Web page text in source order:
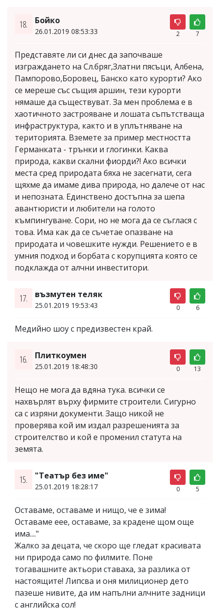
18. Бойко
26.01.2019 08:53:33 2 7
Представяте ли си днес да започваше
изграждането на Сл.бряг,Златни пясъци, Албена,
Пампорово,Боровец, Банско като курорти? Ако
се мереше със същия аршин, тези курорти
нямаше да съществуват. За мен проблема е в
хаотичното застрояване и лошата съпътстваща
инфраструктура, както и в уплътняване на
територията. Вземете за пример местността
Германката - трънки и глогинки. Каква
природа, какви скални фиорди?! Ако всички
места сред природата бяха не засегнати, сега
щяхме да имаме дива природа, но далече от нас
и непозната. Единствено достъпна за шепа
авантюристи и любители на голото
къмпингуване. Сори, но не мога да се съглася с
това. Има как да се съчетае опазване на
природата и човешките нужди. Решението е в
умния подход и борбата с корупцията която се
подклажда от алчни инвеститори.
17. възмутен теляк
25.01.2019 19:53:43 0 6
Медийно шоу с предизвестен край.
16. Плиткоумен
25.01.2019 18:48:30 0 13
Нещо не мога да вдяна тука. всички се
нахвърлят върху фирмите строители. Сигурно
са с изряни документи. Защо никой не
проверява кой им издал разрешенията за
строителство и кой е променил статута на
земята.
15. "Театър без име"
25.01.2019 18:28:17 0 5
Оставаме, оставаме и нищо, че е зима!
Оставаме еее, оставаме, за крадене щом още
има...."
Жалко за децата, че скоро ще гледат красивата
ни природа само по филмите. Поне
тогавашните актьори ставаха, за разлика от
настоящите! Липсва и оня милиционер дето
пазеше нивите, да им напълни алчните задници
с английска сол!